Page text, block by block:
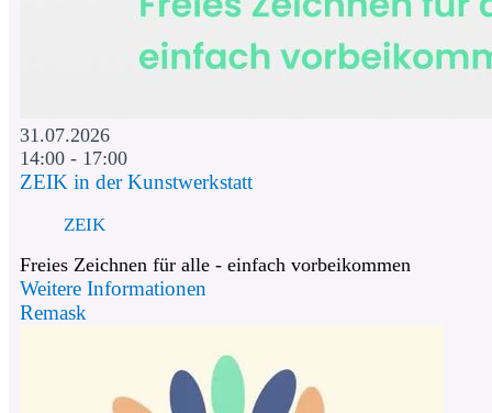
31.07.2026
14:00 - 17:00
ZEIK in der Kunstwerkstatt
ZEIK
Freies Zeichnen für alle - einfach vorbeikommen
Weitere Informationen
Remask